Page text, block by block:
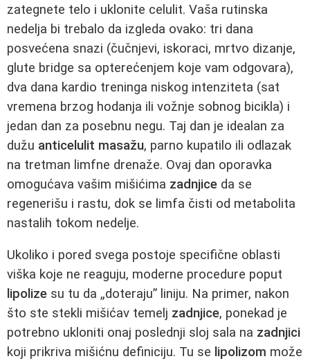
zategnete telo i uklonite celulit. Vaša rutinska
nedelja bi trebalo da izgleda ovako: tri dana
posvećena snazi (čučnjevi, iskoraci, mrtvo dizanje,
glute bridge sa opterećenjem koje vam odgovara),
dva dana kardio treninga niskog intenziteta (sat
vremena brzog hodanja ili vožnje sobnog bicikla) i
jedan dan za posebnu negu. Taj dan je idealan za
dužu anticelulit masažu, parno kupatilo ili odlazak
na tretman limfne drenaže. Ovaj dan oporavka
omogućava vašim mišićima zadnjice da se
regenerišu i rastu, dok se limfa čisti od metabolita
nastalih tokom nedelje.
Ukoliko i pored svega postoje specifične oblasti
viška koje ne reaguju, moderne procedure poput
lipolize su tu da „doteraju” liniju. Na primer, nakon
što ste stekli mišićav temelj zadnjice, ponekad je
potrebno ukloniti onaj poslednji sloj sala na zadnjici
koji prikriva mišićnu definiciju. Tu se lipolizom može